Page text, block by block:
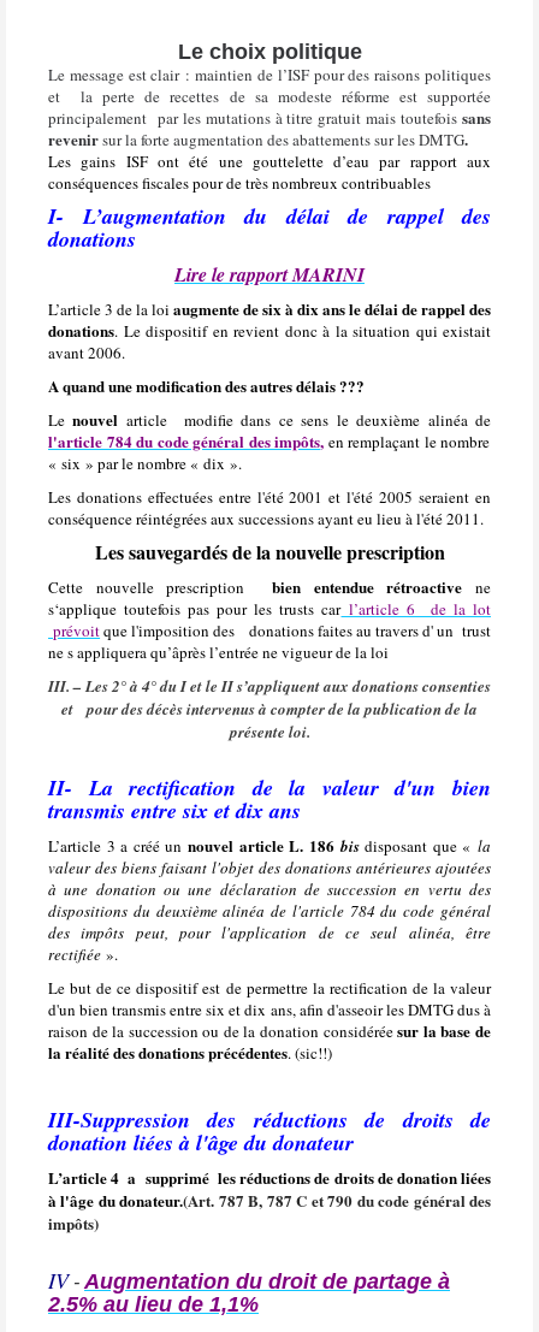
Le choix politique
Le message est clair : maintien de l’ISF pour des raisons politiques
et
la perte de recettes de sa modeste réforme est supportée
principalement par les mutations à titre gratuit mais toutefoissans
revenirsurla forte augmentation des abattements sur les DMTG.
Les gains ISF ont été une gouttelette d’eau par rapport aux
conséquences fiscales pour de très nombreux contribuables
I- L’augmentation du délai de rappel des
donations
Lire le rapport MARINI
L’article 3 de la loi augmente de six à dix ans le délai de rappel des
donations. Le dispositif en revient donc à la situation qui existait
avant 2006.
A quand une modification des autres délais ???
Lenouvel article modifie dans ce sens le deuxième alinéa de
l'article 784 du code général des impôts, en remplaçant le nombre
« six » par le nombre « dix ».
Les donations effectuées entre l'été 2001 et l'été 2005 seraient en
conséquence réintégrées aux successions ayant eu lieu à l'été 2011.
Les sauvegardés de la nouvelle prescription
Cette nouvelle prescription bien entendue rétroactivene
s‘applique toutefois pas pour les trusts carl’article 6 de la lot
prévoitque l'imposition des donations faites au travers d' un trust
ne s appliquera qu’âprès l’entrée ne vigueur de la loi
III. – Les 2° à 4° du I et le II s’appliquent aux donations consenties
et
pour des décès intervenus à compter de la publication de la
présente loi.
II- La rectification de la valeur d'un bien
transmis entre six et dix ans
L’article 3 a créé unnouvel article L. 186 bisdisposant que «la
valeur des biens faisant l'objet des donations antérieures ajoutées
à une donation ou une déclaration de succession en vertu des
dispositions du deuxième alinéa de l'article 784 du code général
des impôts peut, pour l'application de ce seul alinéa, être
rectifiée ».
Le but de ce dispositif est de permettre la rectification de la valeur
d'un bien transmis entre six et dix ans, afin d'asseoir les DMTG dus à
raison de la succession ou de la donation considéréesur la base de
la réalité des donations précédentes. (sic!!)
III-Suppression des réductions de droits de
donation liées à l'âge du donateur
L’article 4 a supprimé les réductions de droits de donation liées
à l'âge du donateur.(Art. 787 B, 787 C et 790 du code général des
impôts)
IV- Augmentation du droit de partage à
2.5% au lieu de 1,1%